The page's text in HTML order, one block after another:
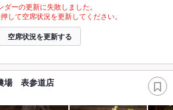
ダーの更新に失敗しました。
して空席状況を更新してください。
空席状況を更新する
場 表参道店